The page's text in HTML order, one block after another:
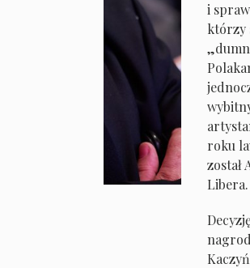
i
którzy
roku
został
Libera.